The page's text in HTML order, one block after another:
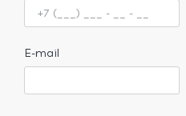
E-mail